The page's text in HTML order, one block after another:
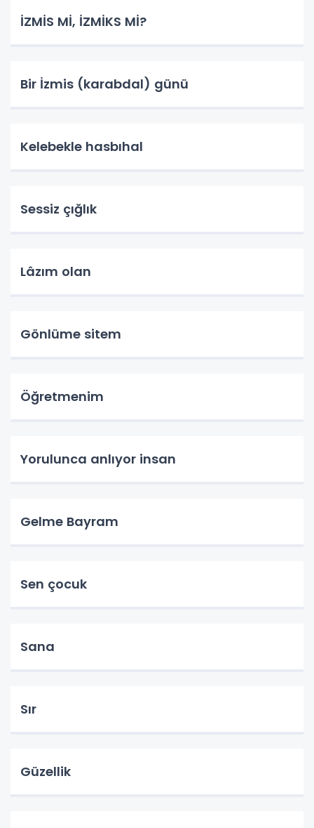
İZMİS Mİ, İZMİKS Mİ?
Bir İzmis (karabdal) günü
Kelebekle hasbıhal
Sessiz çığlık
Lâzım olan
Gönlüme sitem
Öğretmenim
Yorulunca anlıyor insan
Gelme Bayram
Sen çocuk
Sana
Sır
Güzellik